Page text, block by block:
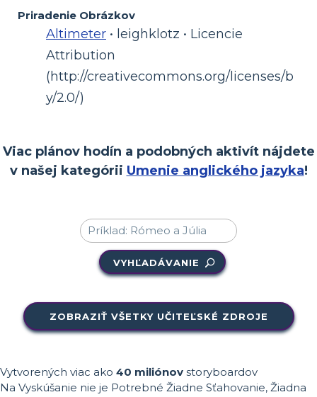
Priradenie Obrázkov
Altimeter • leighklotz • Licencie
Attribution
(http://creativecommons.org/licenses/b
y/2.0/)
Viac plánov hodín a podobných aktivít nájdete
v našej kategórii Umenie anglického jazyka!
VYHĽADÁVANIE
ZOBRAZIŤ VŠETKY UČITEĽSKÉ ZDROJE
Vytvorených viac ako 40 miliónov storyboardov
Na Vyskúšanie nie je Potrebné Žiadne Sťahovanie, Žiadna